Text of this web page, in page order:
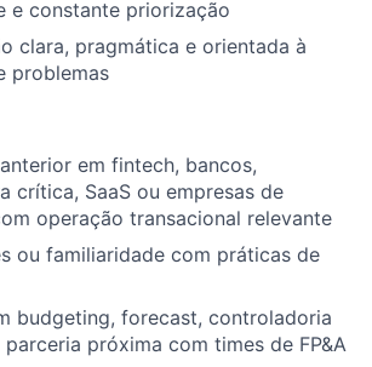
e constante priorização
clara, pragmática e orientada à
problemas
em fintech, bancos,
crítica, SaaS ou empresas de
operação transacional relevante
ou familiaridade com práticas de
budgeting, forecast, controladoria
próxima com times de FP&A